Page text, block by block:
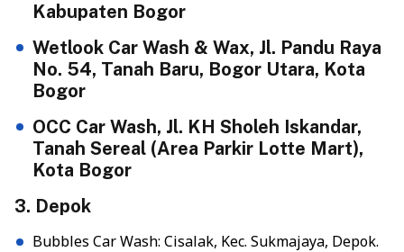
Kabupaten Bogor
Wetlook Car Wash & Wax, Jl. Pandu Raya
No. 54, Tanah Baru, Bogor Utara, Kota
Bogor
OCC Car Wash, Jl. KH Sholeh Iskandar,
Tanah Sereal (Area Parkir Lotte Mart),
Kota Bogor
3. Depok
Bubbles Car Wash: Cisalak, Kec. Sukmajaya, Depok.